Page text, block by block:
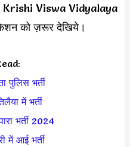
Viswa Vidyalaya
को ज़रूर देखिये।
पुलिस भर्ती
में भर्ती
भर्ती 2024
में आई भर्ती